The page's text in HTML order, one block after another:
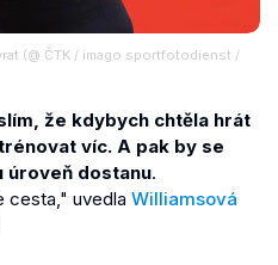
(@ ČTK / imago sportfotodienst /
že kdybych chtěla hrát
víc. A pak by se
úroveň dostanu.
cesta," uvedla Williamsová